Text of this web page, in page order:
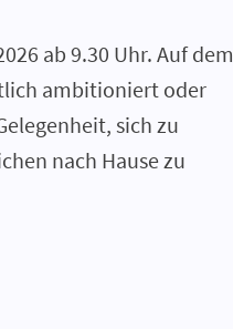
ab 9.30 Uhr. Auf dem
ambitioniert oder
sich zu
nach Hause zu